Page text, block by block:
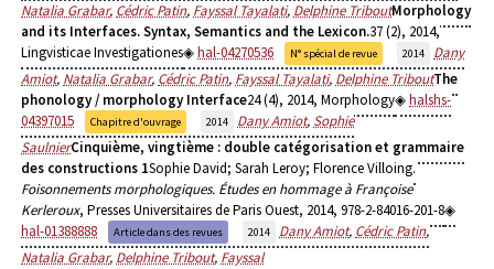
Natalia Grabar, Cédric Patin, Fayssal Tayalati, Delphine TriboutMorphology
and its Interfaces. Syntax, Semantics and the Lexicon.37 (2), 2014,
Lingvisticae Investigationes
hal-04270536 N° spécial de revue 2014
Dany
Amiot, Natalia Grabar, Cédric Patin, Fayssal Tayalati, Delphine TriboutThe
phonology / morphology Interface24 (4), 2014, Morphology
halshs-
04397015
Chapitre d'ouvrage 2014 Dany Amiot, Sophie
SaulnierCinquième, vingtième : double catégorisation et grammaire
des constructions 1Sophie David; Sarah Leroy; Florence Villoing.
Foisonnements morphologiques. Études en hommage à Françoise
Kerleroux, Presses Universitaires de Paris Ouest, 2014, 978-2-84016-201-8
hal-01388888
Article dans des revues 2014 Dany Amiot, Cédric Patin,
Natalia Grabar, Delphine Tribout, Fayssal